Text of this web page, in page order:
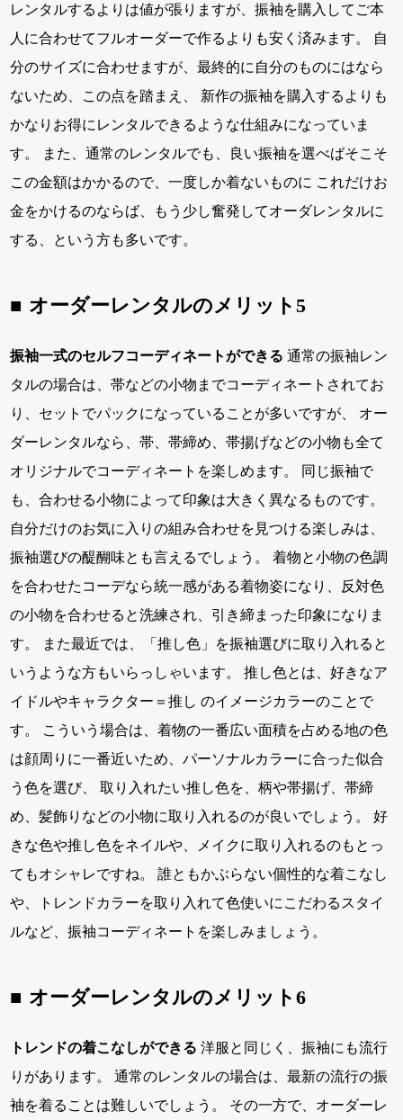
レンタルするよりは値が張りますが、振袖を購入してご本
人に合わせてフルオーダーで作るよりも安く済みます。 自
分のサイズに合わせますが、最終的に自分のものにはなら
ないため、この点を踏まえ、 新作の振袖を購入するよりも
かなりお得にレンタルできるような仕組みになっていま
す。 また、通常のレンタルでも、良い振袖を選べばそこそ
この金額はかかるので、一度しか着ないものに これだけお
金をかけるのならば、もう少し奮発してオーダレンタルに
する、という方も多いです。
オーダーレンタルのメリット5
振袖一式のセルフコーディネートができる 通常の振袖レン
タルの場合は、帯などの小物までコーディネートされてお
り、セットでパックになっていることが多いですが、 オー
ダーレンタルなら、帯、帯締め、帯揚げなどの小物も全て
オリジナルでコーディネートを楽しめます。 同じ振袖で
も、合わせる小物によって印象は大きく異なるものです。
自分だけのお気に入りの組み合わせを見つける楽しみは、
振袖選びの醍醐味とも言えるでしょう。 着物と小物の色調
を合わせたコーデなら統一感がある着物姿になり、反対色
の小物を合わせると洗練され、引き締まった印象になりま
す。 また最近では、「推し色」を振袖選びに取り入れると
いうような方もいらっしゃいます。 推し色とは、好きなア
イドルやキャラクター＝推し のイメージカラーのことで
す。 こういう場合は、着物の一番広い面積を占める地の色
は顔周りに一番近いため、パーソナルカラーに合った似合
う色を選び、 取り入れたい推し色を、柄や帯揚げ、帯締
め、髪飾りなどの小物に取り入れるのが良いでしょう。 好
きな色や推し色をネイルや、メイクに取り入れるのもとっ
てもオシャレですね。 誰ともかぶらない個性的な着こなし
や、トレンドカラーを取り入れて色使いにこだわるスタイ
ルなど、振袖コーディネートを楽しみましょう。
オーダーレンタルのメリット6
トレンドの着こなしができる 洋服と同じく、振袖にも流行
りがあります。 通常のレンタルの場合は、最新の流行の振
袖を着ることは難しいでしょう。 その一方で、オーダーレ